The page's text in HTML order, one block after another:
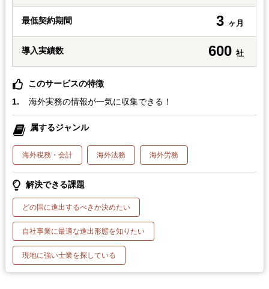
最低契約期間 3 ヶ月
導入実績数 600 社
このサービスの特徴
海外実務の情報が一気に収集できる！
属するジャンル
海外税務・会計 海外法務 海外労務
解決できる課題
どの国に進出するべきか決めたい
自社事業に最適な進出形態を知りたい
現地に強い士業を探している